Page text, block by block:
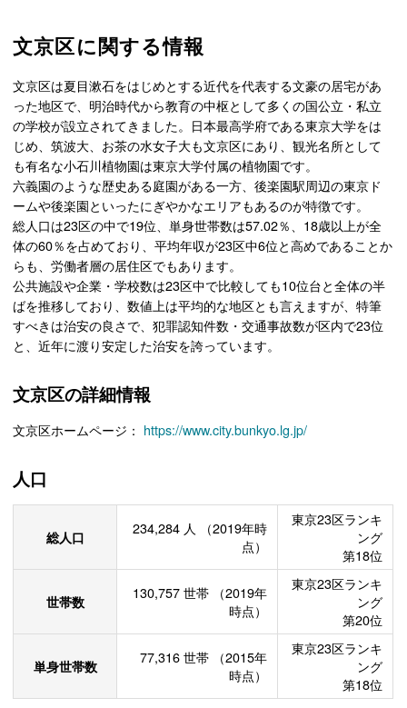
文京区に関する情報
文京区は夏目漱石をはじめとする近代を代表する文豪の居宅があ
った地区で、明治時代から教育の中枢として多くの国公立・私立
の学校が設立されてきました。日本最高学府である東京大学をは
じめ、筑波大、お茶の水女子大も文京区にあり、観光名所として
も有名な小石川植物園は東京大学付属の植物園です。
六義園のような歴史ある庭園がある一方、後楽園駅周辺の東京ド
ームや後楽園といったにぎやかなエリアもあるのが特徴です。
総人口は23区の中で19位、単身世帯数は57.02％、18歳以上が全
体の60％を占めており、平均年収が23区中6位と高めであることか
らも、労働者層の居住区でもあります。
公共施設や企業・学校数は23区中で比較しても10位台と全体の半
ばを推移しており、数値上は平均的な地区とも言えますが、特筆
すべきは治安の良さで、犯罪認知件数・交通事故数が区内で23位
と、近年に渡り安定した治安を誇っています。
文京区の詳細情報
文京区ホームページ： https://www.city.bunkyo.lg.jp/
人口
総人口 234,284 人
（2019年時
点）
東京23区ランキ
ング
第18位
世帯数 130,757 世帯
（2019年
時点）
東京23区ランキ
ング
第20位
単身世帯数 77,316 世帯
（2015年
時点）
東京23区ランキ
ング
第18位